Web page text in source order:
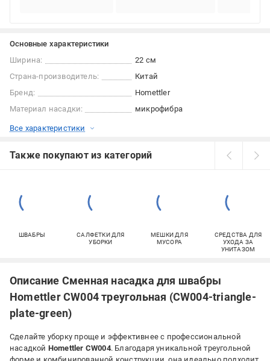
Основные характеристики
Ширина:
22 см
Страна-производитель:
Китай
Бренд:
Homettler
Материал насадки:
микрофибра
Все характеристики
Также покупают из категорий
ШВАБРЫ
САЛФЕТКИ ДЛЯ
УБОРКИ
МЕШКИ ДЛЯ
МУСОРА
СРЕДСТВА ДЛЯ
УХОДА ЗА
УНИТАЗОМ
Описание Сменная насадка для швабры
Homettler CW004 треугольная (CW004-triangle-
plate-green)
Сделайте уборку проще и эффективнее с профессиональной
насадкой Homettler CW004. Благодаря уникальной треугольной